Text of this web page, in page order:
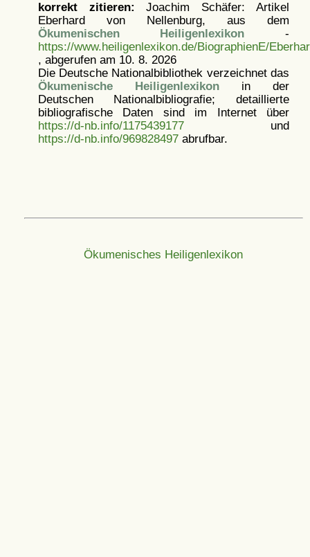
korrekt zitieren: Joachim Schäfer: Artikel
Eberhard von Nellenburg, aus dem
Ökumenischen Heiligenlexikon -
https://www.heiligenlexikon.de/BiographienE/
, abgerufen am 10. 8. 2026
Die Deutsche Nationalbibliothek verzeichnet das
Ökumenische Heiligenlexikonin der
Deutschen Nationalbibliografie; detaillierte
bibliografische Daten sind im Internet über
https://d-nb.info/1175439177und
https://d-nb.info/969828497abrufbar.
Ökumenisches Heiligenlexikon